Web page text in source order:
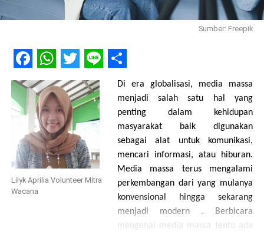
Sumber: Freepik
Facebook
WhatsApp
Twitter
LineShare
Lilyk Aprilia Volunteer Mitra
Wacana
Di era globalisasi, media massa
menjadi salah satu hal yang
penting dalam kehidupan
masyarakat baik digunakan
sebagai alat untuk komunikasi,
mencari informasi, atau hiburan.
Media massa terus mengalami
perkembangan dari yang mulanya
konvensional hingga sekarang
menjadi modern . Berbicara
mengenai media massa tentu ada